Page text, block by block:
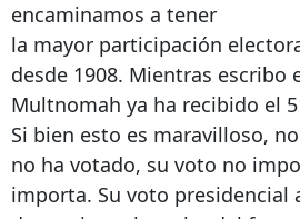
encaminamos a tener
la mayor participación
desde 1908. Mientras escribo
Multnomah ya ha recibido el
Si bien esto es maravilloso,
no ha votado, su voto no
importa. Su voto presidencial